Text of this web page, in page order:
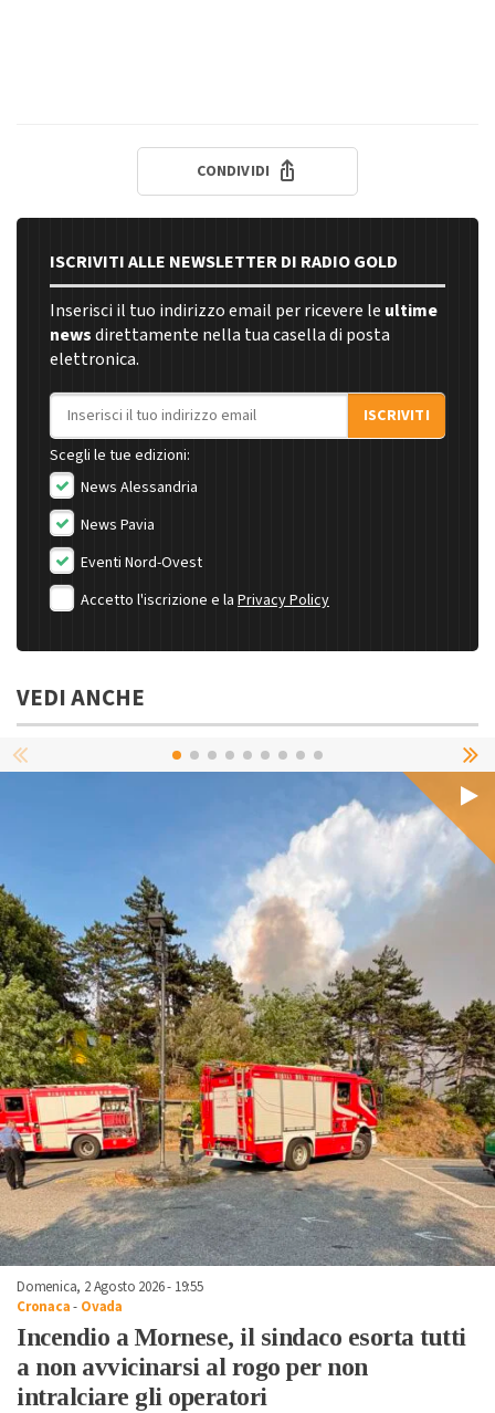
CONDIVIDI
ISCRIVITI ALLE NEWSLETTER DI RADIO GOLD
Inserisci il tuo indirizzo email per ricevere le ultime
newsdirettamente nella tua casella di posta
elettronica.
Indirizzo email
ISCRIVITI
Scegli le tue edizioni:
News Alessandria
News Pavia
Eventi Nord-Ovest
Accetto l'iscrizione e la Privacy Policy
VEDI ANCHE
Domenica, 2 Agosto 2026 - 19:55
Cronaca- Ovada
Incendio a Mornese, il sindaco esorta tutti
a non avvicinarsi al rogo per non
intralciare gli operatori